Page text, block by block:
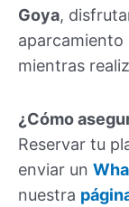
Goya,
aparcamiento
mientras
¿Cómo
Reservar tu
enviar un
nuestra